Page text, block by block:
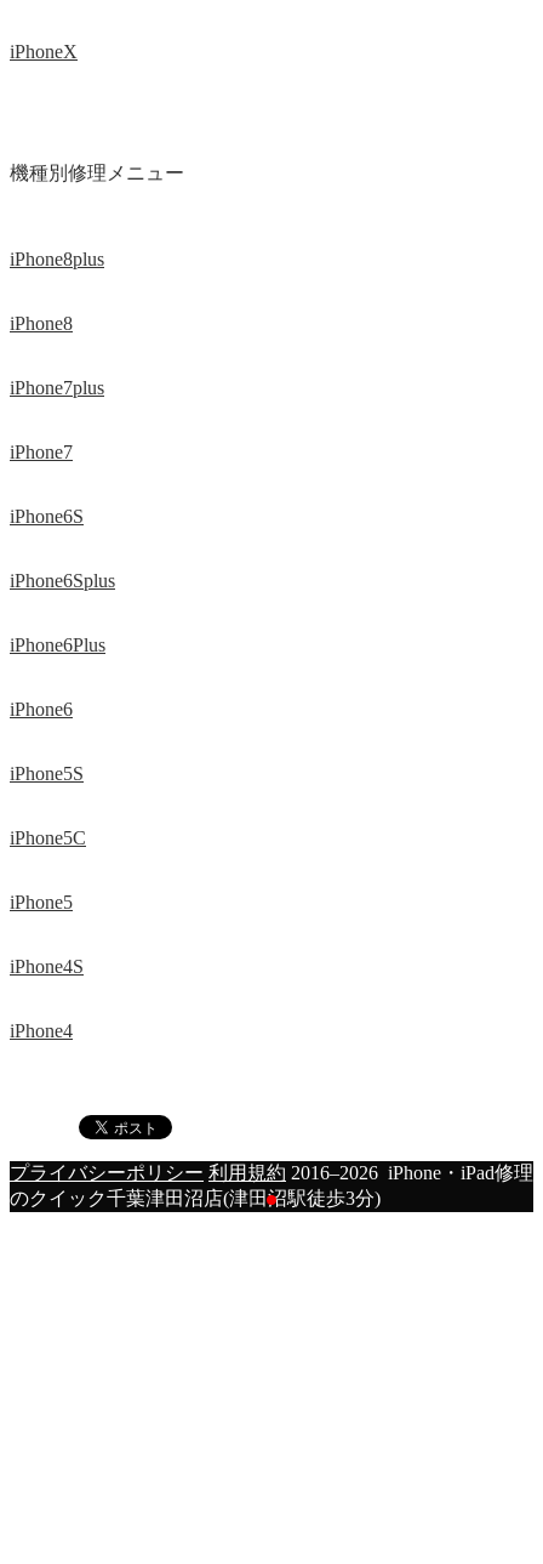
iPhoneX
機種別修理メニュー
iPhone8plus
iPhone8
iPhone7plus
iPhone7
iPhone6S
iPhone6Splus
iPhone6Plus
iPhone6
iPhone5S
iPhone5C
iPhone5
iPhone4S
iPhone4
プライバシーポリシー 利用規約 2016–2026 iPhone・iPad修理
のクイック千葉津田沼店(津田沼駅徒歩3分)